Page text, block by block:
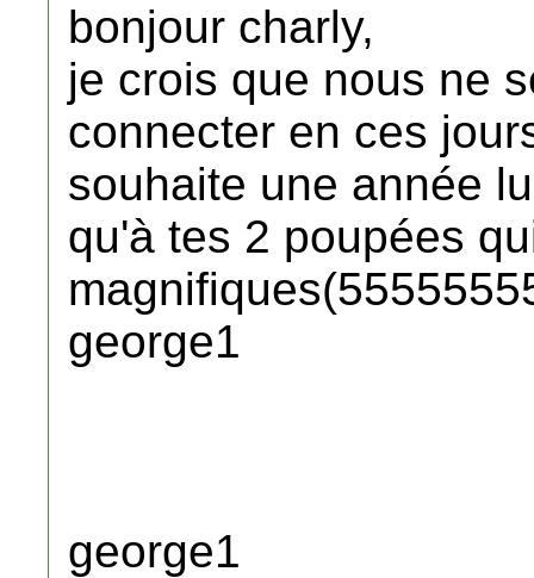
bonjour charly,
je crois que nous ne
connecter en ces
souhaite une année
qu'à tes 2 poupées
george1
george1